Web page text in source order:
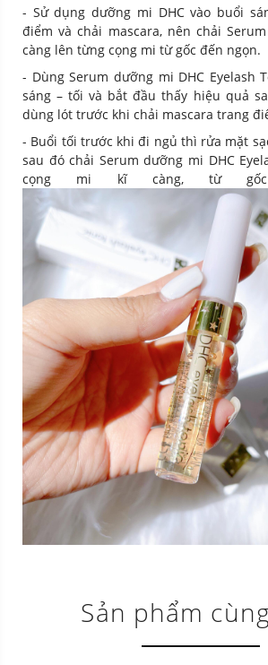
- Sử dụng dưỡng mi DHC vào buổi
điểm và chải mascara, nên chải
càng lên từng cọng mi từ gốc đến ngọn.
- Dùng Serum dưỡng mi DHC Eyelash
sáng – tối và bắt đầu thấy hiệu quả
dùng lót trước khi chải mascara trang
- Buổi tối trước khi đi ngủ thì rửa mặt
sau đó chải Serum dưỡng mi DHC
cọng mi kĩ càng, từ
Sản phẩm